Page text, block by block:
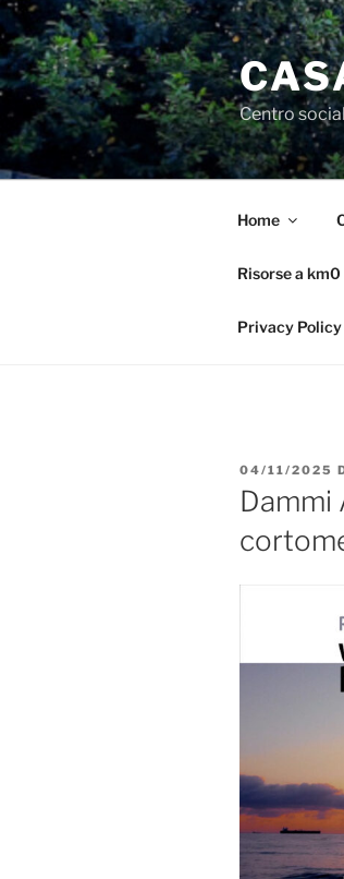
Salta
al
contenuto
Centro
Home
Risorse a km0
Privacy Policy
PUBBLICATO
IL
04/11/2025
Dammi